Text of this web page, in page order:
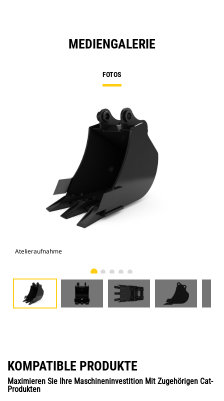
MEDIENGALERIE
FOTOS
Atelieraufnahme
KOMPATIBLE PRODUKTE
Maximieren Sie Ihre Maschineninvestition Mit Zugehörigen Cat-
Produkten